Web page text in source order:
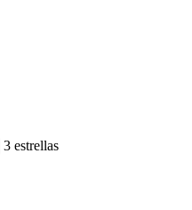
3 estrellas